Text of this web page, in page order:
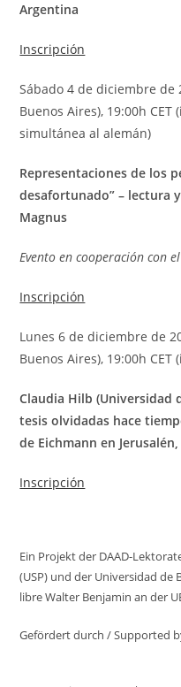
Argentina
Inscripción
Sábado 4 de diciembre de
Buenos Aires), 19:00h
simultánea al alemán)
Representaciones de los
desafortunado” – lectura
Magnus
Evento en cooperación con
Inscripción
Lunes 6 de diciembre de
Buenos Aires), 19:00h CET
Claudia Hilb (Universidad
tesis olvidadas hace
de Eichmann en
Inscripción
Ein Projekt der DAAD-
(USP) und der Universidad de
libre Walter Benjamin an der
Gefördert durch / Supported